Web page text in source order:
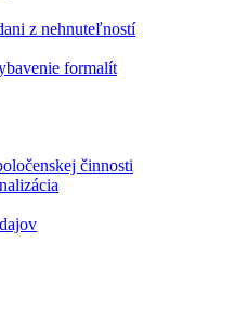
z nehnuteľností
formalít
činnosti